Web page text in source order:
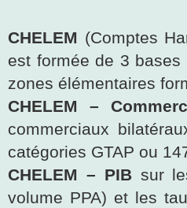
CHELEM (Comptes
est formée de 3
zones élémentaires
CHELEM –
commerciaux
catégories GTAP ou
CHELEM – PIBsur
volume PPA) et les